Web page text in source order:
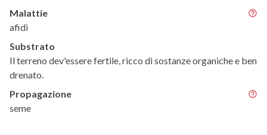
Malattie
afidi
Substrato
Il terreno dev'essere fertile, ricco di sostanze organiche e ben
drenato.
Propagazione
seme